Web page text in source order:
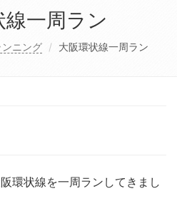
線一周ラン
ニング 大阪環状線一周ラン
環状線を一周ランしてきまし